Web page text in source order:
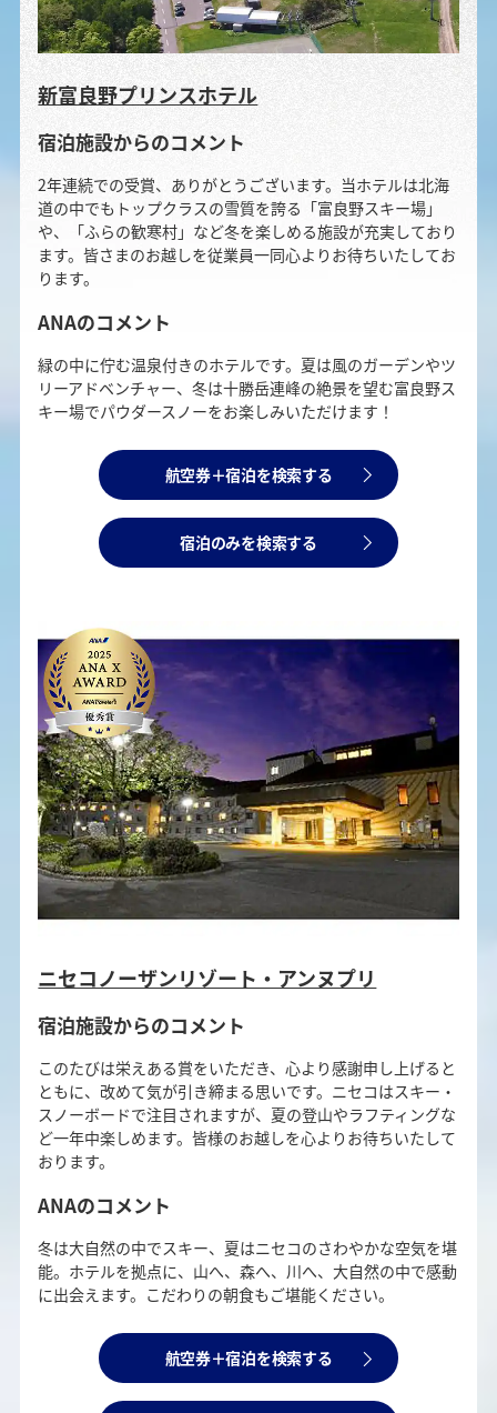
新富良野プリンスホテル
宿泊施設からのコメント
2年連続での受賞、ありがとうございます。当ホテルは北海
道の中でもトップクラスの雪質を誇る「富良野スキー場」
や、「ふらの歓寒村」など冬を楽しめる施設が充実しており
ます。皆さまのお越しを従業員一同心よりお待ちいたしてお
ります。
ANAのコメント
緑の中に佇む温泉付きのホテルです。夏は風のガーデンやツ
リーアドベンチャー、冬は十勝岳連峰の絶景を望む富良野ス
キー場でパウダースノーをお楽しみいただけます！
航空券＋宿泊を検索する
宿泊のみを検索する
ニセコノーザンリゾート・アンヌプリ
宿泊施設からのコメント
このたびは栄えある賞をいただき、心より感謝申し上げると
ともに、改めて気が引き締まる思いです。ニセコはスキー・
スノーボードで注目されますが、夏の登山やラフティングな
ど一年中楽しめます。皆様のお越しを心よりお待ちいたして
おります。
ANAのコメント
冬は大自然の中でスキー、夏はニセコのさわやかな空気を堪
能。ホテルを拠点に、山へ、森へ、川へ、大自然の中で感動
に出会えます。こだわりの朝食もご堪能ください。
航空券＋宿泊を検索する